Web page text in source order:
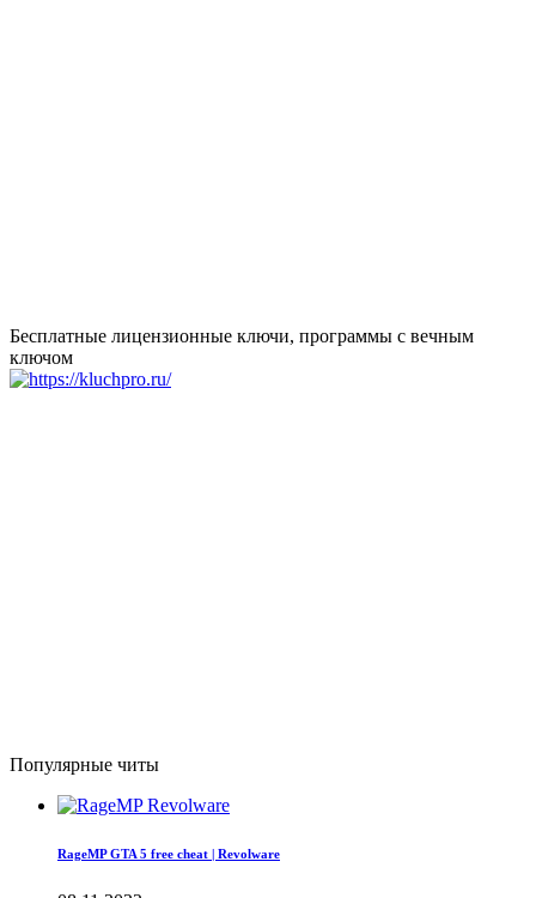
Бесплатные лицензионные ключи, программы с вечным
ключом
Популярные читы
RageMP GTA 5 free cheat | Revolware